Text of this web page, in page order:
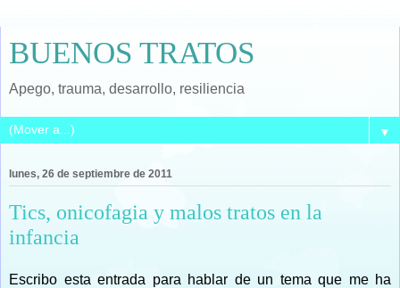
BUENOS TRATOS
Apego, trauma, desarrollo, resiliencia
▼
lunes, 26 de septiembre de 2011
Tics, onicofagia y malos tratos en la
infancia
Escribo esta entrada para hablar de un tema que me ha